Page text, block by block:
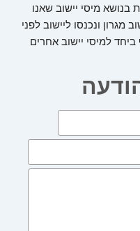
מיסי יישוב שאנו
מגרון ונכנסו ליישוב לפני
למיסי יישוב אחרים